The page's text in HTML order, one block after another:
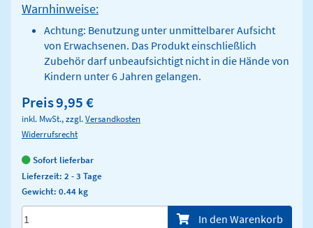
Warnhinweise:
Achtung: Benutzung unter unmittelbarer Aufsicht
von Erwachsenen. Das Produkt einschließlich
Zubehör darf unbeaufsichtigt nicht in die Hände von
Kindern unter 6 Jahren gelangen.
Preis9,95 €
inkl. MwSt., zzgl.Versandkosten
Widerrufsrecht
Sofort lieferbar
Lieferzeit: 2 - 3 Tage
Gewicht: 0.44 kg
Menge/Pieces In den Warenkorb